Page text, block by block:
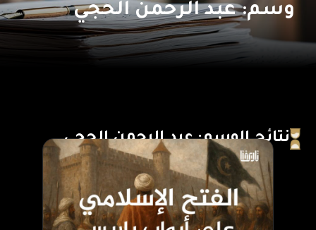
وسم: عبد الرحمن الحجي
نتائج الوسم: عبد الرحمن الحجي